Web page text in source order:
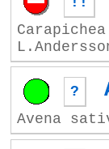
?
Avena